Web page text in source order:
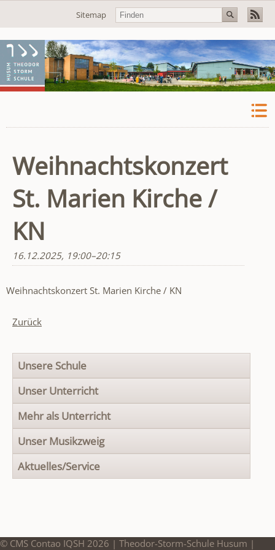
Navigation
Sitemap
Weihnachtskonzert
St. Marien Kirche /
KN
16.12.2025, 19:00–20:15
Weihnachtskonzert St. Marien Kirche / KN
Zurück
Navigation
überspringen
Unsere Schule
Unser Unterricht
Mehr als Unterricht
Unser Musikzweig
Aktuelles/Service
© CMS Contao IQSH 2026 | Theodor-Storm-Schule Husum |